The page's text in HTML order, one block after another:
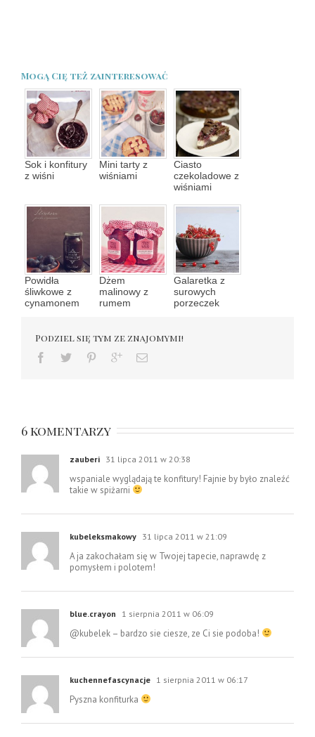
Mogą Cię też zainteresować
Sok i konfitury
z wiśni
Mini tarty z
wiśniami
Ciasto
czekoladowe z
wiśniami
Powidła
śliwkowe z
cynamonem
Dżem
malinowy z
rumem
Galaretka z
surowych
porzeczek
Podziel się tym ze znajomymi!
6 komentarzy
zauberi 31 lipca 2011 w 20:38
wspaniale wyglądają te konfitury! Fajnie by było znaleźć
takie w spiżarni
kubeleksmakowy 31 lipca 2011 w 21:09
A ja zakochałam się w Twojej tapecie, naprawdę z
pomysłem i polotem!
blue.crayon 1 sierpnia 2011 w 06:09
@kubelek – bardzo sie ciesze, ze Ci sie podoba!
kuchennefascynacje 1 sierpnia 2011 w 06:17
Pyszna konfiturka